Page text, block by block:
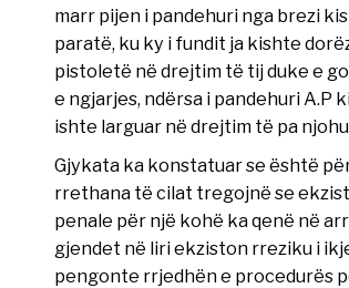
marr pijen i pandehuri nga brezi
paratë, ku ky i fundit ja kishte
pistoletë në drejtim të tij duke e
e ngjarjes, ndërsa i pandehuri
ishte larguar në drejtim të pa
Gjykata ka konstatuar se është
rrethana të cilat tregojnë se
penale për një kohë ka qenë në
gjendet në liri ekziston rreziku i
pengonte rrjedhën e procedurës